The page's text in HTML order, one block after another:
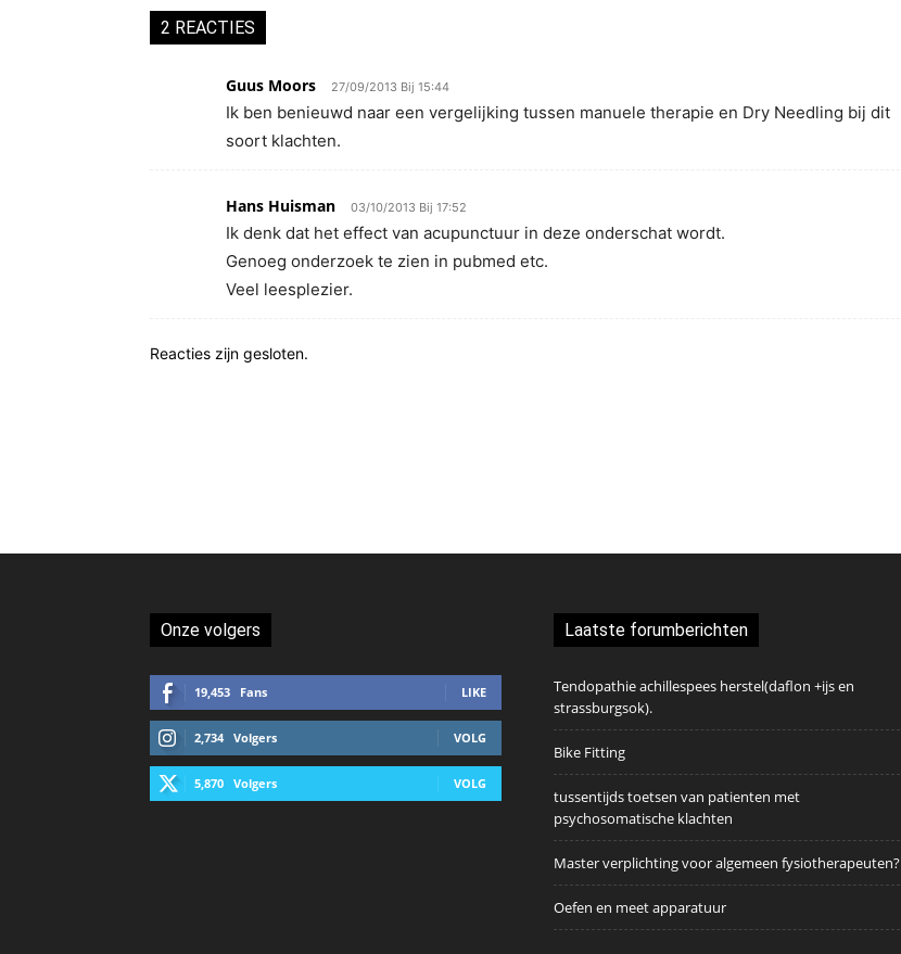
2 REACTIES
Guus Moors 27/09/2013 Bij 15:44
Ik ben benieuwd naar een vergelijking tussen manuele therapie en Dry Needling bij dit
soort klachten.
Hans Huisman 03/10/2013 Bij 17:52
Ik denk dat het effect van acupunctuur in deze onderschat wordt.
Genoeg onderzoek te zien in pubmed etc.
Veel leesplezier.
Reacties zijn gesloten.
Onze volgers
19,453 Fans LIKE
2,734 Volgers VOLG
5,870 Volgers VOLG
Laatste forumberichten
Tendopathie achillespees herstel(daflon +ijs en
strassburgsok).
Bike Fitting
tussentijds toetsen van patienten met
psychosomatische klachten
Master verplichting voor algemeen fysiotherapeuten?
Oefen en meet apparatuur